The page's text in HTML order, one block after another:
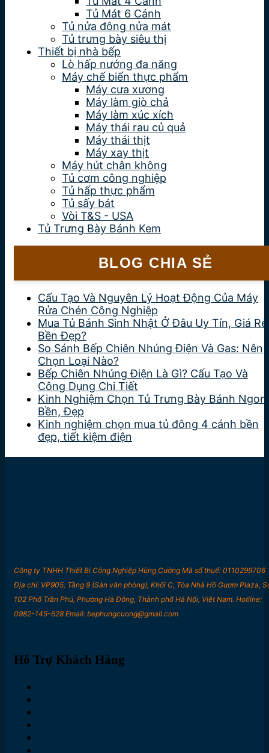
Tủ Mát 6 Cánh
Tủ nửa đông nửa mát
Tủ trưng bày siêu thị
Thiết bị nhà bếp
Lò hấp nướng đa năng
Máy chế biến thực phẩm
Máy cưa xương
Máy làm giò chả
Máy làm xúc xích
Máy thái rau củ quả
Máy thái thịt
Máy xay thịt
Máy hút chân không
Tủ cơm công nghiệp
Tủ hấp thực phẩm
Tủ sấy bát
Vòi T&S - USA
Tủ Trưng Bày Bánh Kem
BLOG CHIA SẺ
Cấu Tạo Và Nguyên Lý Hoạt Động Của Máy
Rửa Chén Công Nghiệp
Mua Tủ Bánh Sinh Nhật Ở Đâu Uy Tín, Giá
Bền Đẹp?
So Sánh Bếp Chiên Nhúng Điện Và Gas: Nên
Chọn Loại Nào?
Bếp Chiên Nhúng Điện Là Gì? Cấu Tạo Và
Công Dụng Chi Tiết
Kinh Nghiệm Chọn Tủ Trưng Bày Bánh Ngon,
Bền, Đẹp
Kinh nghiệm chọn mua tủ đông 4 cánh bền
đẹp, tiết kiệm điện
Công ty TNHH Thiết Bị Công Nghiệp Hùng Cường Mã số thuế: 0110299706
Địa chỉ: VP905, Tầng 9 (Sàn văn phòng), Khối C, Tòa Nhà Hồ Gươm Plaza,
102 Phố Trần Phú, Phường Hà Đông, Thành phố Hà Nội, Việt Nam. Hotline:
0982-145-628 Email: bephungcuong@gmail.com
Hỗ Trợ Khách Hàng